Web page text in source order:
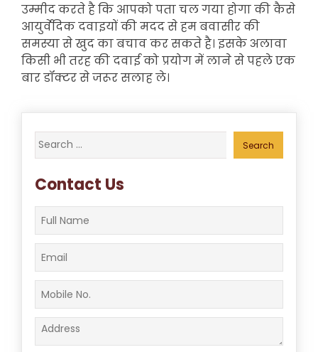
उम्मीद करते है कि आपको पता चल गया होगा की कैसे
आयुर्वेदिक दवाइयों की मदद से हम बवासीर की
समस्या से खुद का बचाव कर सकते है। इसके अलावा
किसी भी तरह की दवाई को प्रयोग में लाने से पहले एक
बार डॉक्टर से जरूर सलाह ले।
Search
for:
Contact Us